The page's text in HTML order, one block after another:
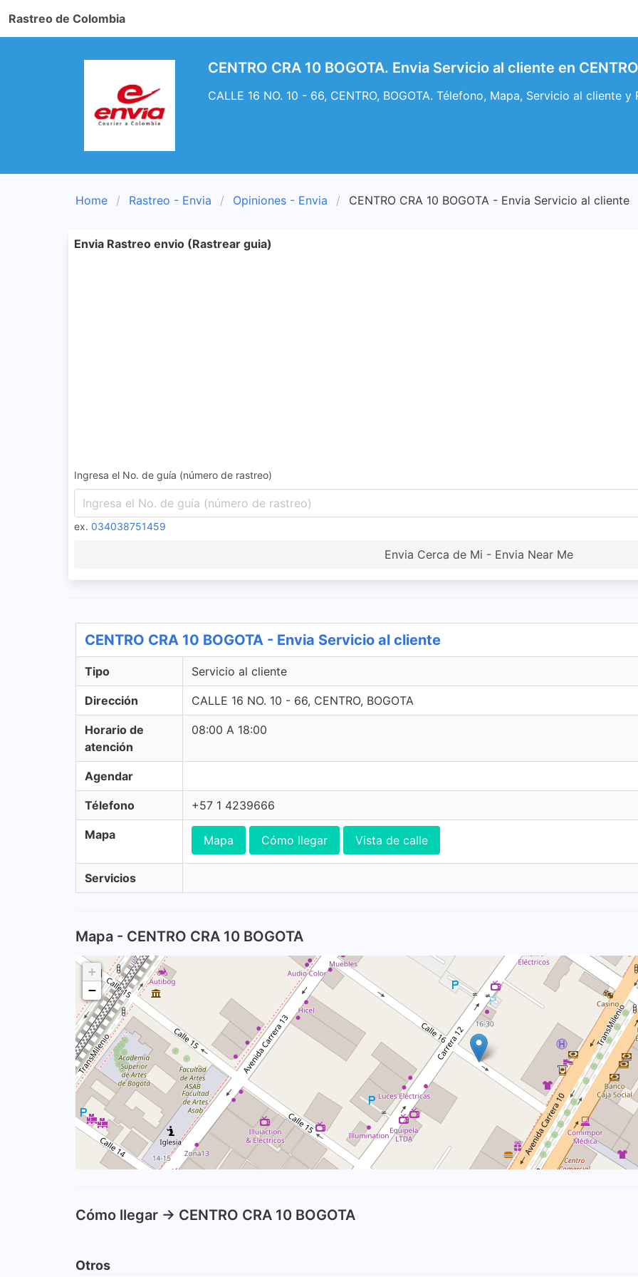
Rastreo de Colombia
CENTRO CRA 10 BOGOTA. Envia Servicio al cliente en CENTRO
CALLE 16 NO. 10 - 66, CENTRO, BOGOTA. Télefono, Mapa, Servicio al cliente y
Home Rastreo - Envia Opiniones - Envia CENTRO CRA 10 BOGOTA - Envia Servicio al cliente
Envia Rastreo envio (Rastrear guia)
Ingresa el No. de guía (número de rastreo)
ex. 034038751459
Envia Cerca de Mi - Envia Near Me
CENTRO CRA 10 BOGOTA - Envia Servicio al cliente
Tipo Servicio al cliente
Dirección CALLE 16 NO. 10 - 66, CENTRO, BOGOTA
Horario de
atención
08:00 A 18:00
Agendar
Télefono +57 1 4239666
Mapa Mapa Cómo llegar Vista de calle
Servicios
Mapa - CENTRO CRA 10 BOGOTA
+
−
Cómo llegar -> CENTRO CRA 10 BOGOTA
Otros